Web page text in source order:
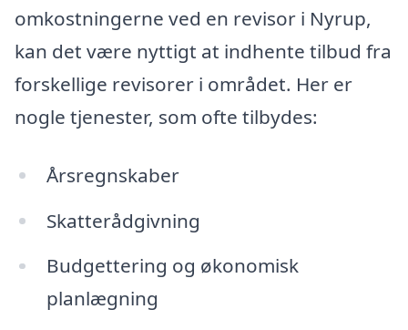
omkostningerne ved en revisor i Nyrup,
kan det være nyttigt at indhente tilbud fra
forskellige revisorer i området. Her er
nogle tjenester, som ofte tilbydes:
Årsregnskaber
Skatterådgivning
Budgettering og økonomisk
planlægning